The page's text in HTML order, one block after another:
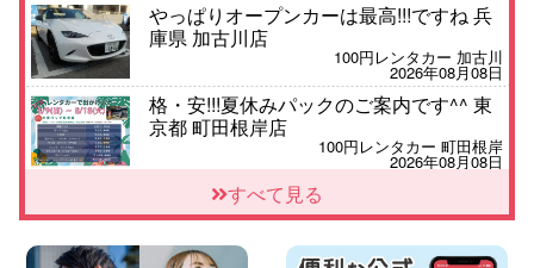
やっぱりオープンカーは最高!!!ですね 兵
庫県 加古川店
100円レンタカー 加古川
2026年08月08日
格・安!!!夏休みパックのご案内です^^ 東
京都 町田根岸店
100円レンタカー 町田根岸
2026年08月08日
「お得」お盆限定特別料金!! 兵庫県 神戸
西区枝吉店
2026年08月08日
すべて見る